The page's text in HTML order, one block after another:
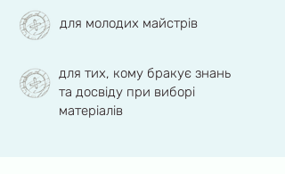
для молодих майстрів
для тих, кому бракує знань
та досвіду при виборі
матеріалів